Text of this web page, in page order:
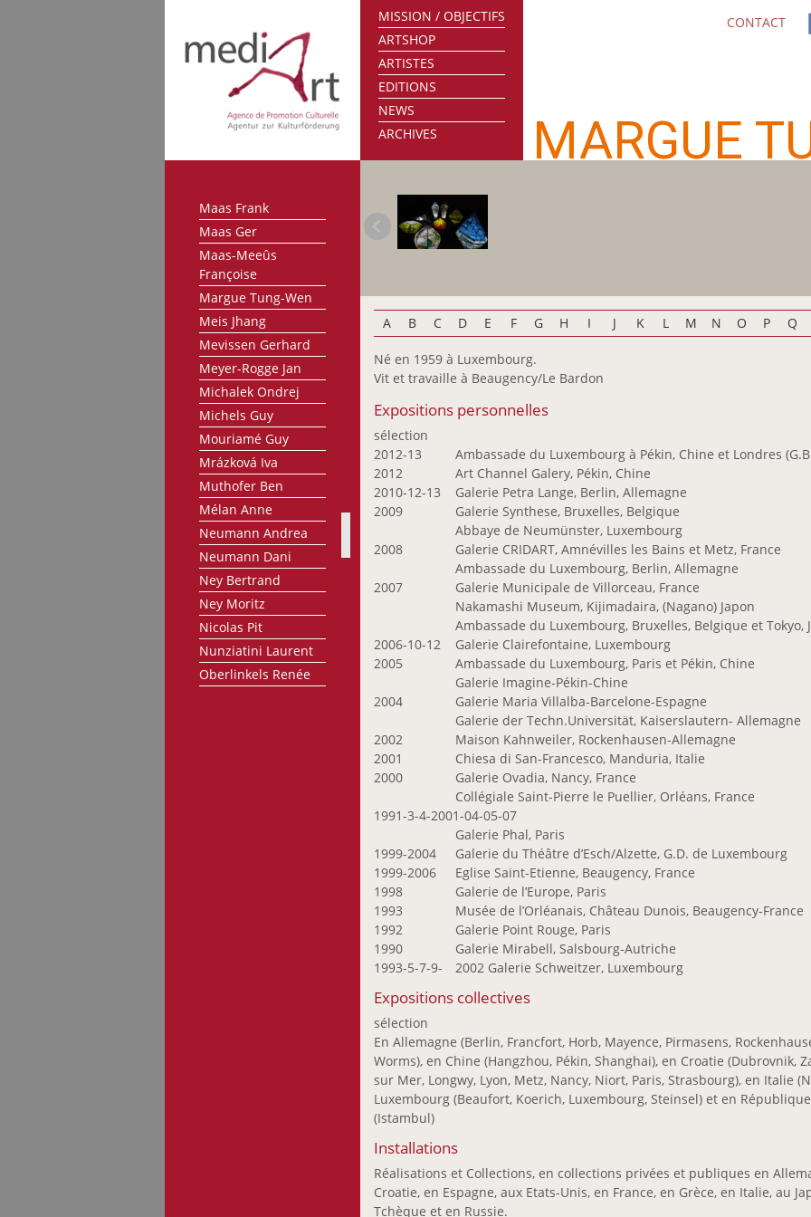
MISSION / OBJECTIFS
ARTSHOP
ARTISTES
EDITIONS
NEWS
ARCHIVES
CONTACT
MARGUE
Kravagna Michael
Laffolay Marc
Lankl Herbert
Lemmer Paule
Lunkes Jeannot
Maas Frank
Maas Ger
Maas-Meeûs
Françoise
Margue Tung-Wen
Meis Jhang
Mevissen Gerhard
Meyer-Rogge Jan
Michalek Ondrej
Michels Guy
Mouriamé Guy
Mrázková Iva
Muthofer Ben
Mélan Anne
Neumann Andrea
Neumann Dani
Ney Bertrand
Ney Moritz
Nicolas Pit
Nunziatini Laurent
Oberlinkels Renée
A B C D E F G H I J K L M N O P Q
Né en 1959 à Luxembourg.
Vit et travaille à Beaugency/Le Bardon
Expositions personnelles
sélection
2012-13
Ambassade du Luxembourg à Pékin, Chine et Londres
2012
Art Channel Galery, Pékin, Chine
2010-12-13
Galerie Petra Lange, Berlin, Allemagne
2009
Galerie Synthese, Bruxelles, Belgique
Abbaye de Neumünster, Luxembourg
2008
Galerie CRIDART, Amnévilles les Bains et Metz, France
Ambassade du Luxembourg, Berlin, Allemagne
2007
Galerie Municipale de Villorceau, France
Nakamashi Museum, Kijimadaira, (Nagano) Japon
Ambassade du Luxembourg, Bruxelles, Belgique et Tokyo,
2006-10-12
Galerie Clairefontaine, Luxembourg
2005
Ambassade du Luxembourg, Paris et Pékin, Chine
Galerie Imagine-Pékin-Chine
2004
Galerie Maria Villalba-Barcelone-Espagne
Galerie der Techn.Universität, Kaiserslautern- Allemagne
2002
Maison Kahnweiler, Rockenhausen-Allemagne
2001
Chiesa di San-Francesco, Manduria, Italie
2000
Galerie Ovadia, Nancy, France
Collégiale Saint-Pierre le Puellier, Orléans, France
1991-3-4-2001-04-05-07
Galerie Phal, Paris
1999-2004
Galerie du Théâtre d’Esch/Alzette, G.D. de Luxembourg
1999-2006
Eglise Saint-Etienne, Beaugency, France
1998
Galerie de l’Europe, Paris
1993
Musée de l’Orléanais, Château Dunois, Beaugency-France
1992
Galerie Point Rouge, Paris
1990
Galerie Mirabell, Salsbourg-Autriche
1993-5-7-9-
2002 Galerie Schweitzer, Luxembourg
Expositions collectives
sélection
En Allemagne (Berlin, Francfort, Horb, Mayence, Pirmasens,
Worms), en Chine (Hangzhou, Pékin, Shanghai), en Croatie (Dubrovnik,
sur Mer, Longwy, Lyon, Metz, Nancy, Niort, Paris, Strasbourg), en Italie
Luxembourg (Beaufort, Koerich, Luxembourg, Steinsel) et en
(Istambul)
Installations
Réalisations et Collections, en collections privées et publiques en
Croatie, en Espagne, aux Etats-Unis, en France, en Grèce, en Italie, au
Tchèque et en Russie.